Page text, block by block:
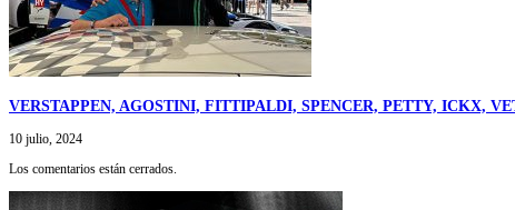
VERSTAPPEN, AGOSTINI, FITTIPALDI, SPENCER, PETTY, ICKX,
10 julio, 2024
Los comentarios están cerrados.